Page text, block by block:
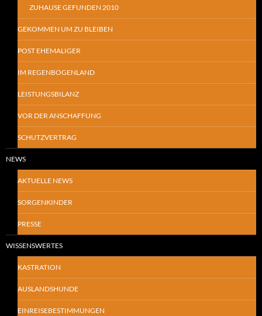
ZUHAUSE GEFUNDEN 2010
GEKOMMEN UM ZU BLEIBEN
POST EHEMALIGER
IM REGENBOGENLAND
LEISTUNGSBILANZ
VOR DER ANSCHAFFUNG
SCHUTZVERTRAG
NEWS
AKTUELLE NEWS
SORGENKINDER
PRESSE
WISSENSWERTES
KASTRATION
AUSLANDSHUNDE
EINREISEBESTIMMUNGEN